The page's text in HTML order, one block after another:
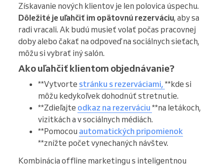
Získavanie nových klientov je len polovica úspechu.
Dôležité je uľahčiť im opätovnú rezerváciu, aby sa
radi vracali. Ak budú musieť volať počas pracovnej
doby alebo čakať na odpoveď na sociálnych sieťach,
môžu si vybrať iný salón.
Ako uľahčiť klientom objednávanie?
**Vytvorte stránku s rezerváciami, **kde si
môžu kedykoľvek dohodnúť stretnutie.
**Zdieľajte odkaz na rezerváciu **na letákoch,
vizitkách a v sociálnych médiách.
**Pomocou automatických pripomienok
**znížte počet vynechaných návštev.
Kombinácia offline marketingu s inteligentnou